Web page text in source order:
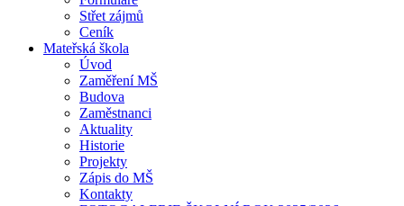
Střet zájmů
Ceník
Mateřská škola
Úvod
Zaměření MŠ
Budova
Zaměstnanci
Aktuality
Historie
Projekty
Zápis do MŠ
Kontakty